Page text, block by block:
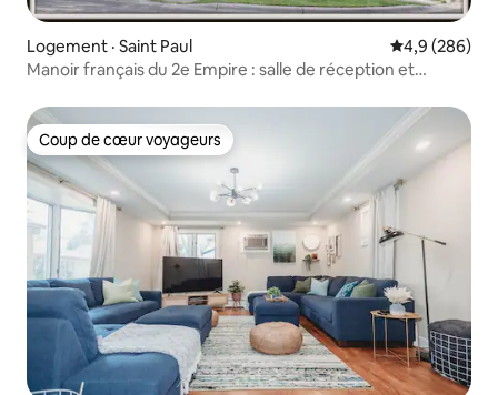
Logement · Saint Paul Note
4,9 (286)
Manoir français du 2e Empire : salle de réception et
Coup de cœur voyageurs
Coup de cœur voyageurs